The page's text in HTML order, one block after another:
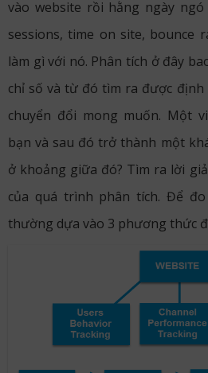
vào website rồi hằng ngày
sessions, time on site, bounce
làm gì với nó. Phân tích ở đây
chỉ số và từ đó tìm ra được
chuyển đổi mong muốn. Một
bạn và sau đó trở thành một
ở khoảng giữa đó? Tìm ra lời
của quá trình phân tích. Để
thường dựa vào 3 phương thức